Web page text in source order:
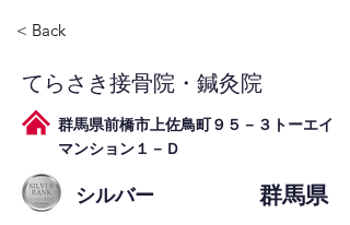
< Back
てらさき接骨院・鍼灸院
群馬県前橋市上佐鳥町９５－３トーエイ
マンション１－Ｄ
シルバー 群馬県